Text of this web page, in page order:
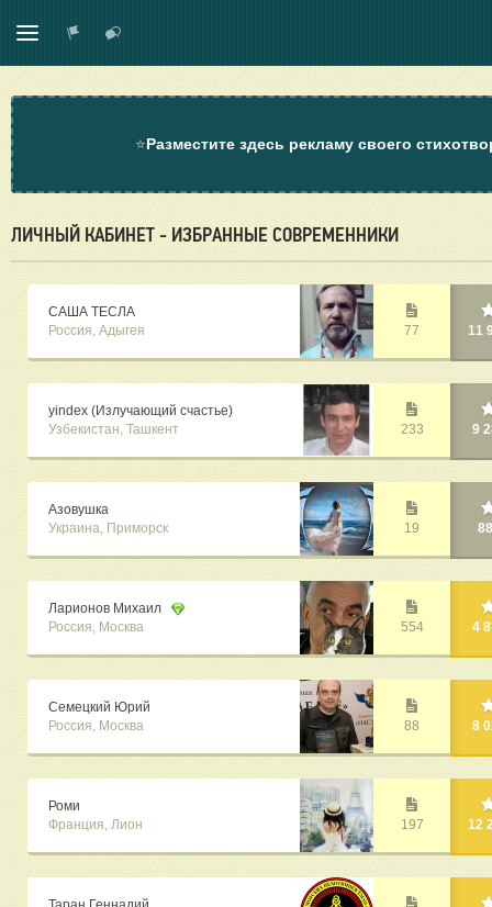
⭐Разместите здесь рекламу своего
ЛИЧНЫЙ КАБИНЕТ - ИЗБРАННЫЕ СОВРЕМЕННИКИ
77
САША ТЕСЛА
Россия, Адыгея
11
233
yindex (Излучающий счастье)
Узбекистан, Ташкент
9
19
Азовушка
Украина, Приморск
554
Ларионов Михаил
Россия, Москва
4
88
Семецкий Юрий
Россия, Москва
8
197
Роми
Франция, Лион
12